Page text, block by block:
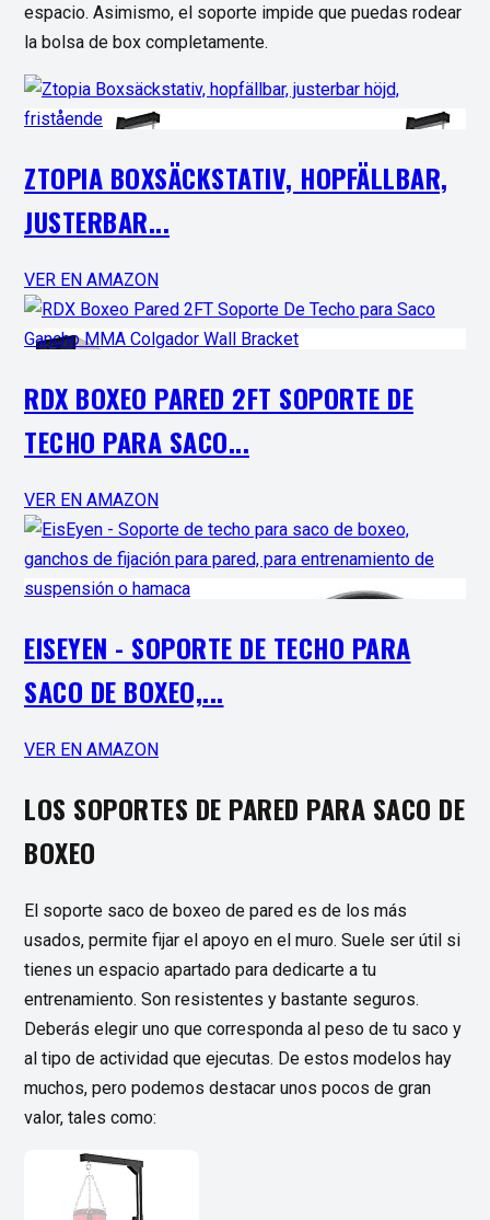
espacio. Asimismo, el soporte impide que puedas rodear
la bolsa de box completamente.
ZTOPIA BOXSÄCKSTATIV, HOPFÄLLBAR,
JUSTERBAR...
VER EN AMAZON
RDX BOXEO PARED 2FT SOPORTE DE
TECHO PARA SACO...
VER EN AMAZON
EISEYEN - SOPORTE DE TECHO PARA
SACO DE BOXEO,...
VER EN AMAZON
LOS SOPORTES DE PARED PARA SACO DE
BOXEO
El soporte saco de boxeo de pared es de los más
usados, permite fijar el apoyo en el muro. Suele ser útil si
tienes un espacio apartado para dedicarte a tu
entrenamiento. Son resistentes y bastante seguros.
Deberás elegir uno que corresponda al peso de tu saco y
al tipo de actividad que ejecutas. De estos modelos hay
muchos, pero podemos destacar unos pocos de gran
valor, tales como: